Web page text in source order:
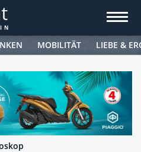
MOBILITÄT LIEBE &